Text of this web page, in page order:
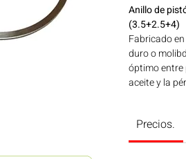
Anillo de
(3.5+2.5+4)
Fabricado
duro o
óptimo entre
aceite y la
para su uso
SERIES 900
Precios.